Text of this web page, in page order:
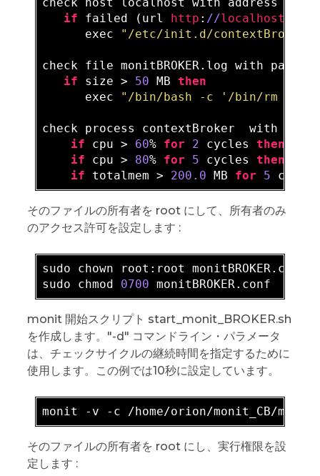
if failed (url http : //localhost
      exec
"/etc/init.d/contextBroker
check file monitBROKER.log with path /
if size > 50 MB then
      exec
"/bin/bash -c '/bin/rm /var/
check process contextBroker with
if cpu > 60% for 2 cycles then
if cpu > 80% for 5 cycles then
if totalmem > 200.0 MB for 5
そのファイルの所有者を root にして、所有者のみ
のアクセス許可を設定します :
sudo chown root:root monitBROKER.conf
sudo chmod 0700 monitBROKER.conf
monit 開始スクリプト start_monit_BROKER.sh
を作成します。"-d" コマンドライン・パラメータ
は、チェックサイクルの継続時間を指定するために
使用します。この例では10秒に設定しています。
monit -v -c /home/orion/monit_CB/
そのファイルの所有者を root にし、実行権限を設
定します :